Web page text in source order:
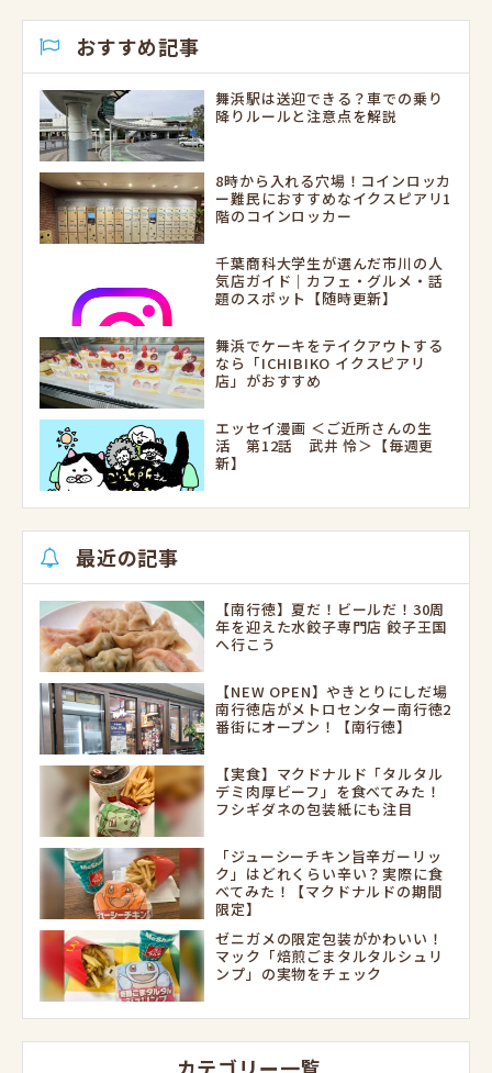
おすすめ記事
舞浜駅は送迎できる？車での乗り
降りルールと注意点を解説
8時から入れる穴場！コインロッカ
ー難民におすすめなイクスピアリ1
階のコインロッカー
千葉商科大学生が選んだ市川の人
気店ガイド｜カフェ・グルメ・話
題のスポット【随時更新】
舞浜でケーキをテイクアウトする
なら「ICHIBIKO イクスピアリ
店」がおすすめ
エッセイ漫画 ＜ご近所さんの生
活 第12話 武井 怜＞【毎週更
新】
最近の記事
【南行徳】夏だ！ビールだ！30周
年を迎えた水餃子専門店 餃子王国
へ行こう
【NEW OPEN】やきとりにしだ場
南行徳店がメトロセンター南行徳2
番街にオープン！【南行徳】
【実食】マクドナルド「タルタル
デミ肉厚ビーフ」を食べてみた！
フシギダネの包装紙にも注目
「ジューシーチキン旨辛ガーリッ
ク」はどれくらい辛い？実際に食
べてみた！【マクドナルドの期間
限定】
ゼニガメの限定包装がかわいい！
マック「焙煎ごまタルタルシュリ
ンプ」の実物をチェック